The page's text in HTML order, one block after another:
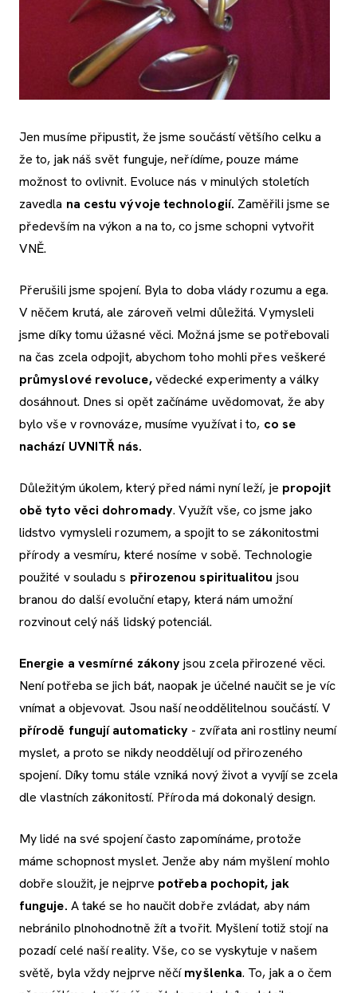
Jen musíme připustit, že jsme součástí většího celku a
že to, jak náš svět funguje, neřídíme, pouze máme
možnost to ovlivnit. Evoluce nás v minulých stoletích
zavedla na cestu vývoje technologií. Zaměřili jsme se
především na výkon a na to, co jsme schopni vytvořit
VNĚ.
Přerušili jsme spojení. Byla to doba vlády rozumu a ega.
V něčem krutá, ale zároveň velmi důležitá. Vymysleli
jsme díky tomu úžasné věci. Možná jsme se potřebovali
na čas zcela odpojit, abychom toho mohli přes veškeré
průmyslové revoluce,vědecké experimenty a války
dosáhnout. Dnes si opět začínáme uvědomovat, že aby
bylo vše v rovnováze, musíme využívat i to, co se
nachází UVNITŘ nás.
Důležitým úkolem, který před námi nyní leží, je propojit
obě tyto věci dohromady. Využít vše, co jsme jako
lidstvo vymysleli rozumem, a spojit to se zákonitostmi
přírody a vesmíru, které nosíme v sobě. Technologie
použité v souladu s přirozenou spiritualitou jsou
branou do další evoluční etapy, která nám umožní
rozvinout celý náš lidský potenciál.
Energie a vesmírné zákonyjsou zcela přirozené věci.
Není potřeba se jich bát, naopak je účelné naučit se je víc
vnímat a objevovat. Jsou naší neoddělitelnou součástí. V
přírodě fungují automaticky - zvířata ani rostliny neumí
myslet, a proto se nikdy neoddělují od přirozeného
spojení. Díky tomu stále vzniká nový život a vyvíjí se zcela
dle vlastních zákonitostí. Příroda má dokonalý design.
My lidé na své spojení často zapomínáme, protože
máme schopnost myslet. Jenže aby nám myšlení mohlo
dobře sloužit, je nejprve potřeba pochopit, jak
funguje. A také se ho naučit dobře zvládat, aby nám
nebránilo plnohodnotně žít a tvořit. Myšlení totiž stojí na
pozadí celé naší reality. Vše, co se vyskytuje v našem
světě, byla vždy nejprve něčímyšlenka. To, jak a o čem